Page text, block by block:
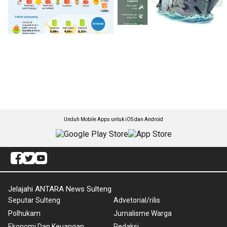
Unduh Mobile Apps untuk iOS dan Android
Jelajahi ANTARA News Sulteng
Seputar Sulteng
Polhukam
Advetorial/rilis
Jurnalisme Warga